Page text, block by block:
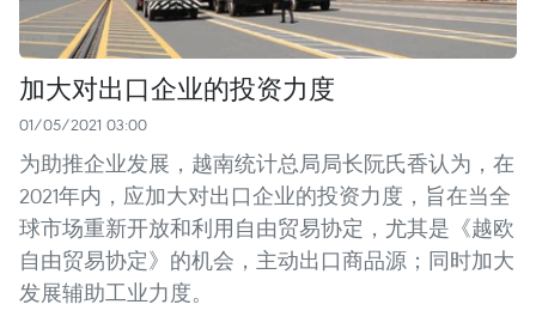
加大对出口企业的投资力度
01/05/2021 03:00
为助推企业发展，越南统计总局局长阮氏香认为，在
2021年内，应加大对出口企业的投资力度，旨在当全
球市场重新开放和利用自由贸易协定，尤其是《越欧
自由贸易协定》的机会，主动出口商品源；同时加大
发展辅助工业力度。